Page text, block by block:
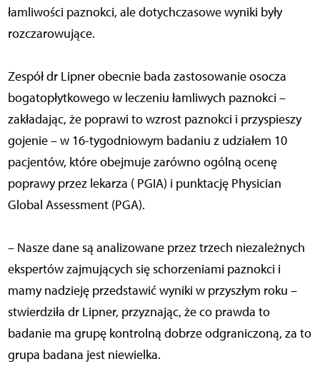
łamliwości paznokci, ale dotychczasowe wyniki były
rozczarowujące.
Zespół dr Lipner obecnie bada zastosowanie osocza
bogatopłytkowego w leczeniu łamliwych paznokci –
zakładając, że poprawi to wzrost paznokci i przyspieszy
gojenie – w 16-tygodniowym badaniu z udziałem 10
pacjentów, które obejmuje zarówno ogólną ocenę
poprawy przez lekarza ( PGIA) i punktację Physician
Global Assessment (PGA).
– Nasze dane są analizowane przez trzech niezależnych
ekspertów zajmujących się schorzeniami paznokci i
mamy nadzieję przedstawić wyniki w przyszłym roku –
stwierdziła dr Lipner, przyznając, że co prawda to
badanie ma grupę kontrolną dobrze odgraniczoną, za to
grupa badana jest niewielka.